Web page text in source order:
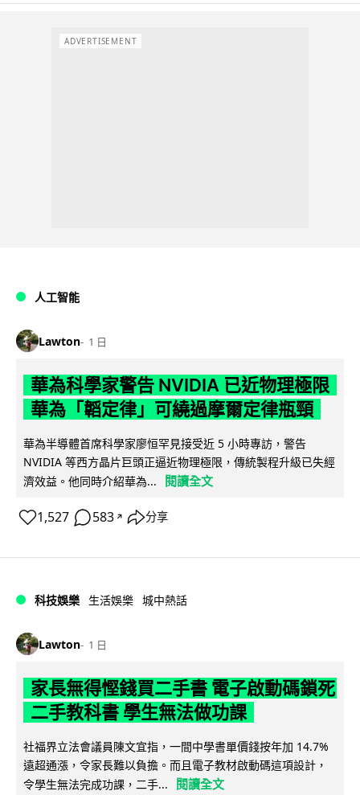
ADVERTISEMENT
人工智能
Lawton 1 日
華為科學家警告 NVIDIA 已近物理極限
華為「韜定律」可繞過摩爾定律瓶頸
華為半導體首席科學家廖恒罕見接受近 5 小時專訪，警告
NVIDIA 等西方晶片巨頭正逼近物理極限，傳統製程升級已失經
濟效益。他同時介紹華為...
閱讀全文
1,527 583 ↗ 分享
科技娛樂 生活娛樂 城中熱話
Lawton 1 日
家長無得慳錢買二手書 電子啟動碼鎖死
二手教科書 學生無法做功課
社福界立法會議員陳文宜指，一間中學書單價錢按年加 14.7%
遠超通漲，令家長難以負擔。而且電子教材啟動碼這項設計，
令學生無法完成功課，二手...
閱讀全文